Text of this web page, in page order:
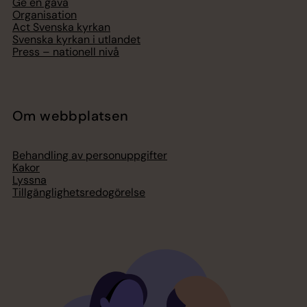
Organisation
Act Svenska kyrkan
Svenska kyrkan i utlandet
Press – nationell nivå
Om webbplatsen
Behandling av personuppgifter
Kakor
Lyssna
Tillgänglighetsredogörelse